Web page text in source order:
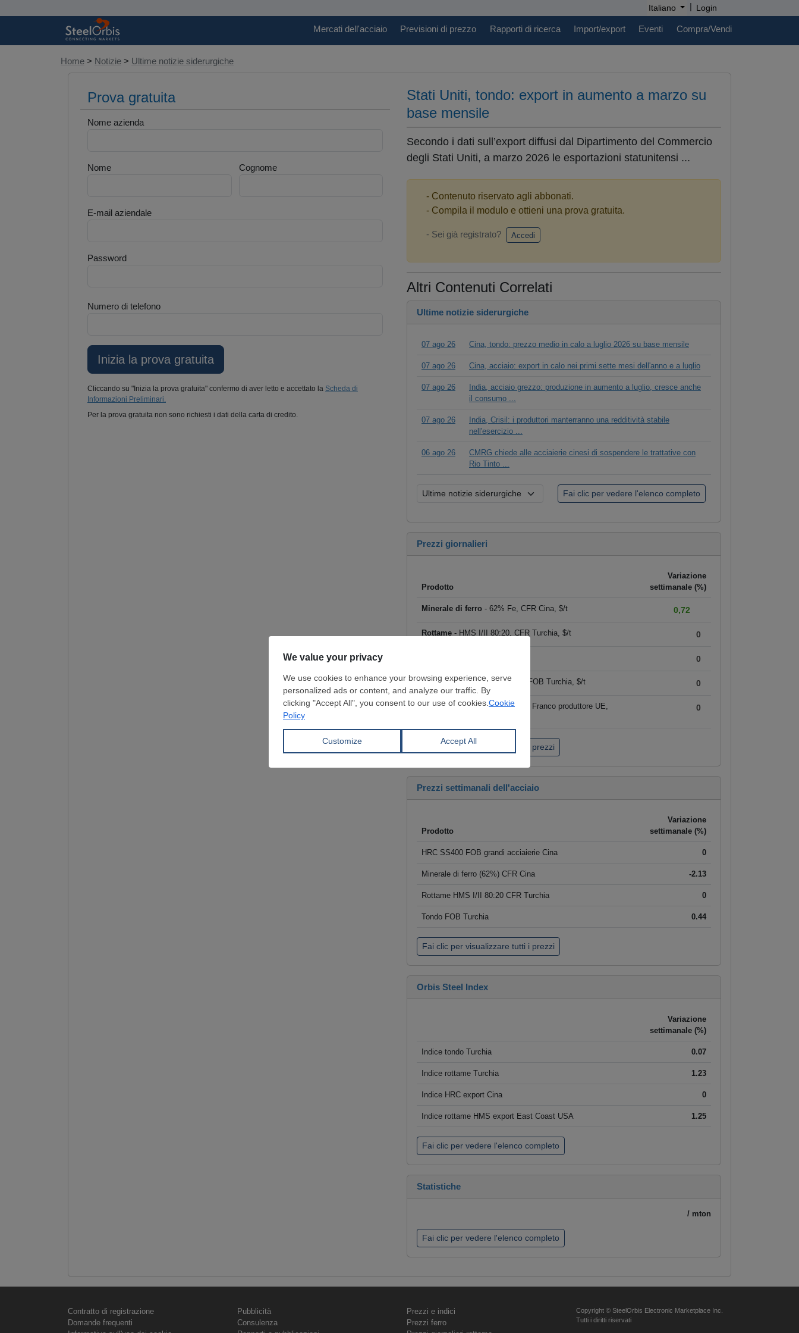
Italiano | Login
Mercati dell'acciaio Previsioni di prezzo Rapporti di ricerca Import/export Eventi Compra/Vendi
Home > Notizie > Ultime notizie siderurgiche
Prova gratuita
Nome azienda
Nome Cognome
E-mail aziendale
Password
Numero di telefono
Cliccando su "Inizia la prova gratuita" confermo di aver letto e accettato la Scheda di
Informazioni Preliminari.
Per la prova gratuita non sono richiesti i dati della carta di credito.
Stati Uniti, tondo: export in aumento a marzo su
base mensile
Secondo i dati sull’export diffusi dal Dipartimento del Commercio
degli Stati Uniti, a marzo 2026 le esportazioni statunitensi ...
- Contenuto riservato agli abbonati.
- Compila il modulo e ottieni una prova gratuita.
- Sei già registrato? Accedi
Altri Contenuti Correlati
Ultime notizie siderurgiche
07 ago 26 Cina, tondo: prezzo medio in calo a luglio 2026 su base mensile
07 ago 26 Cina, acciaio: export in calo nei primi sette mesi dell'anno e a luglio
07 ago 26
India, acciaio grezzo: produzione in aumento a luglio, cresce anche
il consumo ...
07 ago 26
India, Crisil: i produttori manterranno una redditività stabile
nell'esercizio ...
06 ago 26
CMRG chiede alle acciaierie cinesi di sospendere le trattative con
Rio Tinto ...
Prezzi giornalieri
Prodotto
Variazione
settimanale (%)
Minerale di ferro - 62% Fe, CFR Cina, $/t 0,72
Rottame - HMS I/II 80:20, CFR Turchia, $/t 0
0
Tondo per cemento armato - FOB Turchia, $/t 0
Coils laminati a caldo (HRC)
- Franco produttore UE,
0
Fai clic per visualizzare tutti i prezzi
Prezzi settimanali dell'acciaio
Prodotto
Variazione
settimanale (%)
HRC SS400 FOB grandi acciaierie Cina 0
Minerale di ferro (62%) CFR Cina -2.13
Rottame HMS I/II 80:20 CFR Turchia 0
Tondo FOB Turchia 0.44
Fai clic per visualizzare tutti i prezzi
Orbis Steel Index
Variazione
settimanale (%)
Indice tondo Turchia 0.07
Indice rottame Turchia 1.23
Indice HRC export Cina 0
Indice rottame HMS export East Coast USA 1.25
Fai clic per vedere l'elenco completo
Statistiche
/ mton
Fai clic per vedere l'elenco completo
Contratto di registrazione
Domande frequenti
Pubblicità
Consulenza
Prezzi e indici
Prezzi ferro
Copyright © SteelOrbis Electronic Marketplace Inc.
Tutti i diritti riservati